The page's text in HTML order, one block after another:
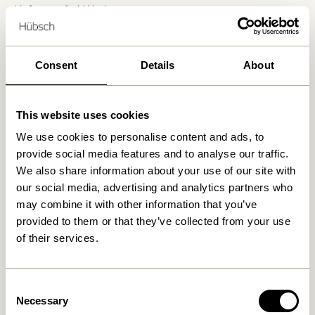
Consent Details About
This website uses cookies
We use cookies to personalise content and ads, to
provide social media features and to analyse our traffic.
We also share information about your use of our site with
our social media, advertising and analytics partners who
may combine it with other information that you’ve
provided to them or that they’ve collected from your use
of their services.
Selection
Necessary
Lieferung 1-4 Werktage
30 Tage Rückgaberecht
Kostenlose Lieferung über499 DKK*
Ähnliche Produkte
Sui Karaffe Bubbles Klar Sui Trinkglas Bubbles Klar